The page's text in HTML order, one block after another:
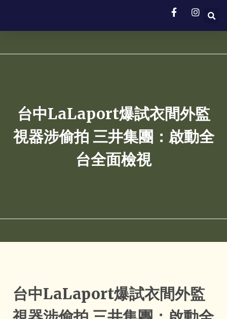
台中LaLaport爆試衣間外監
視器涉偷拍 三井集團：啟動全
台全面檢視
台中LaLaport爆試衣間外監